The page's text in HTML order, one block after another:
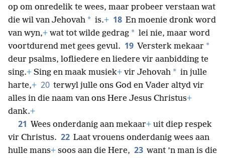
op om onredelik te wees, maar probeer verstaan wat
die wil van Jehovah * is.+ 18 En moenie dronk word
van wyn,+ wat tot wilde gedrag * lei nie, maar word
voortdurend met gees gevul. 19 Versterk mekaar *
deur psalms, lofliedere en liedere vir aanbidding te
sing.+ Sing en maak musiek+ vir Jehovah * in julle
harte,+ 20 terwyl julle ons God en Vader altyd vir
alles in die naam van ons Here Jesus Christus+
dank.+
21 Wees onderdanig aan mekaar+ uit diep respek
vir Christus. 22 Laat vrouens onderdanig wees aan
hulle mans+ soos aan die Here, 23 want ’n man is die